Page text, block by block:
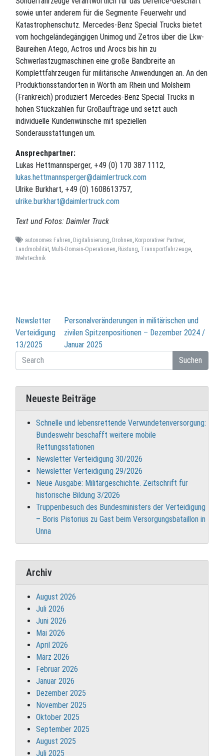
sowie unter anderem für die Segmente Feuerwehr und
Katastrophenschutz. Mercedes-Benz Special Trucks bietet
vom hochgeländegängigen Unimog und Zetros über die Lkw-
Baureihen Atego, Actros und Arocs bis hin zu
Schwerlastzugmaschinen eine große Bandbreite an
Komplettfahrzeugen für militärische Anwendungen an. An den
Produktionsstandorten in Wörth am Rhein und Molsheim
(Frankreich) produziert Mercedes-Benz Special Trucks in
hohen Stückzahlen für Großaufträge und setzt auch
individuelle Kundenwünsche mit speziellen
Sonderausstattungen um.
Ansprechpartner:
Lukas Hettmannsperger, +49 (0) 170 387 1112,
lukas.hettmannsperger@daimlertruck.com
Ulrike Burkhart, +49 (0) 1608613757,
ulrike.burkhart@daimlertruck.com
Text und Fotos: Daimler Truck
autonomes Fahren Digitalisierung Drohnen Korporativer Partner,
Landmobilität Multi-Domain-Operationen Rüstung Transportfahrzeuge
Wehrtechnik
Beitragsnavigation
Newsletter
Verteidigung
13/2025
Personalveränderungen in militärischen und
zivilen Spitzenpositionen – Dezember 2024 /
Januar 2025
Suchen
Neueste Beiträge
Schnelle und lebensrettende Verwundetenversorgung:
Bundeswehr beschafft weitere mobile
Rettungsstationen
Newsletter Verteidigung 30/2026
Newsletter Verteidigung 29/2026
Neue Ausgabe: Militärgeschichte. Zeitschrift für
historische Bildung 3/2026
Truppenbesuch des Bundesministers der Verteidigung
– Boris Pistorius zu Gast beim Versorgungsbataillon in
Unna
Archiv
August 2026
Juli 2026
Juni 2026
Mai 2026
April 2026
März 2026
Februar 2026
Januar 2026
Dezember 2025
November 2025
Oktober 2025
September 2025
August 2025
Juli 2025